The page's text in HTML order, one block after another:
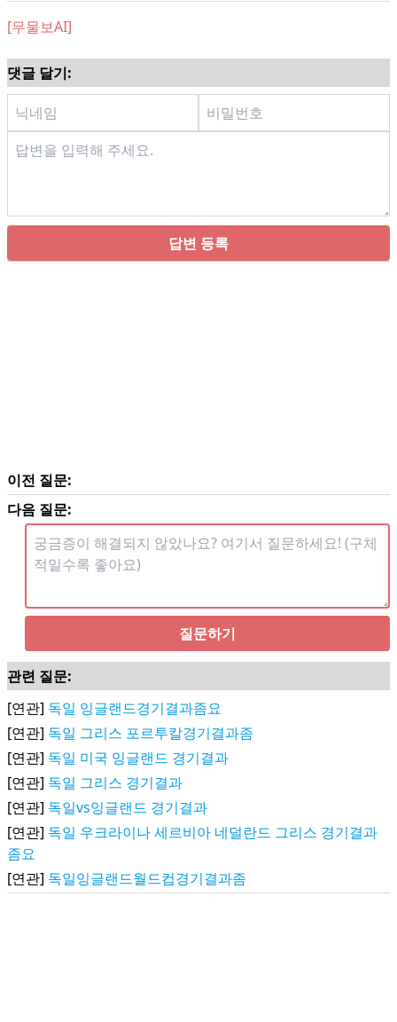
[무물보AI]
댓글 달기:
답변 등록
이전 질문:
다음 질문:
질문하기
관련 질문:
[연관] 독일 잉글랜드경기결과좀요
[연관] 독일 그리스 포르투칼경기결과좀
[연관] 독일 미국 잉글랜드 경기결과
[연관] 독일 그리스 경기결과
[연관] 독일vs잉글랜드 경기결과
[연관] 독일 우크라이나 세르비아 네덜란드 그리스 경기결과
좀요
[연관] 독일잉글랜드월드컵경기결과좀